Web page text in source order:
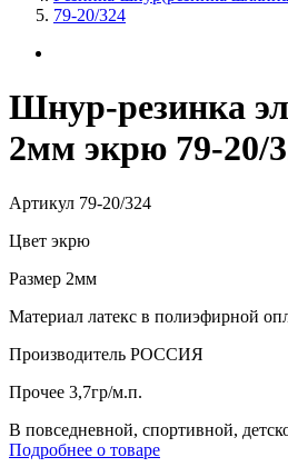
79-20/324
Шнур-резинка
2мм экрю 79-20/
Артикул 79-20/324
Цвет экрю
Размер 2мм
Материал латекс в полиэфирной
Производитель РОССИЯ
Прочее 3,7гр/м.п.
В повседневной, спортивной,
Подробнее о товаре